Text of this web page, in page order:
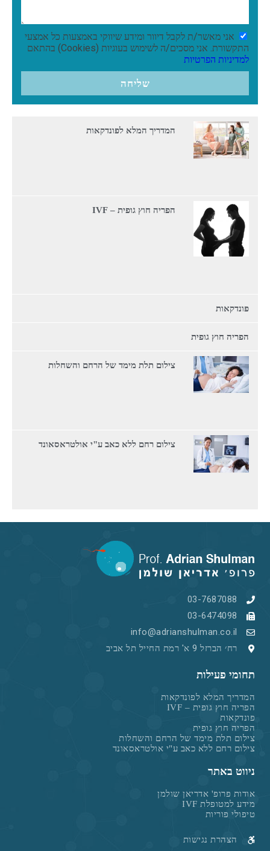
אני מאשר/ת לקבל דיוור ומידע שיווקי באמצעות כל אמצעי
התקשורת. אני מסכים/ה לשימוש בעוגיות (Cookies) בהתאם
למדיניות הפרטיות
שליחה
המדריך המלא לפונדקאות
הפריה חוץ גופית – IVF
פונדקאות
הפריה חוץ גופית
צילום תלת מימד של הרחם והשחלות
צילום רחם ללא כאב ע"י אולטראסאונד
ניווט באתר
אודות פרופ' אדריאן שולמן
מידע למטופלת IVF
טיפולי פוריות
הצהרת נגישות
תחומי פעילות
המדריך המלא לפונדקאות
הפריה חוץ גופית – IVF
פונדקאות
הפריה חוץ גופית
צילום תלת מימד של הרחם והשחלות
צילום רחם ללא כאב ע"י אולטראסאונד
03-7687088
03-6474098
info@adrianshulman.co.il
רח׳ הברזל 9 א' רמת החייל תל אביב